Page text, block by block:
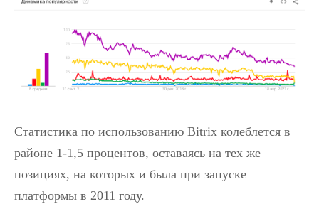
Статистика по использованию Bitrix колеблется в
районе 1-1,5 процентов, оставаясь на тех же
позициях, на которых и была при запуске
платформы в 2011 году.